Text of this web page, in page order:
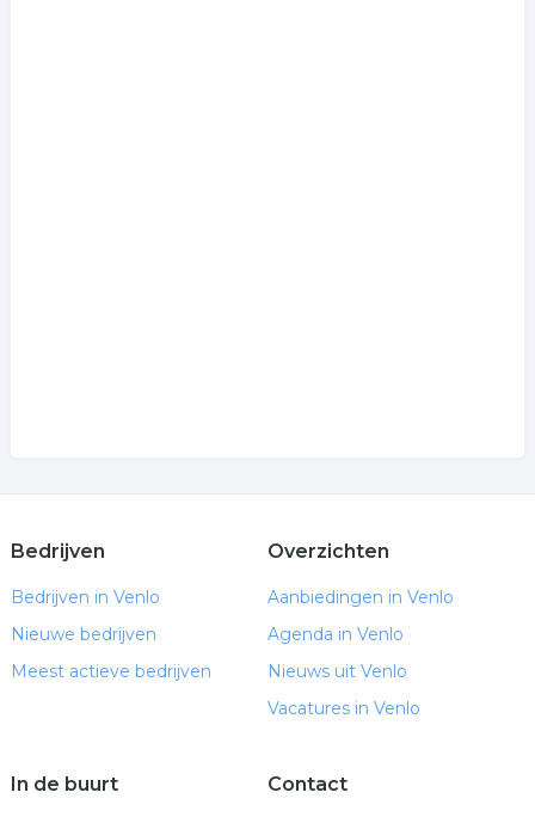
Bedrijven
Bedrijven in Venlo
Nieuwe bedrijven
Meest actieve bedrijven
Overzichten
Aanbiedingen in Venlo
Agenda in Venlo
Nieuws uit Venlo
Vacatures in Venlo
In de buurt Contact